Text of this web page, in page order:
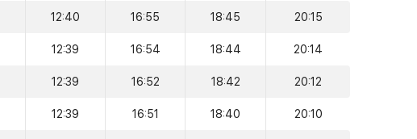
12:40 16:55 18:45 20:15
12:39 16:54 18:44 20:14
12:39 16:52 18:42 20:12
12:39 16:51 18:40 20:10